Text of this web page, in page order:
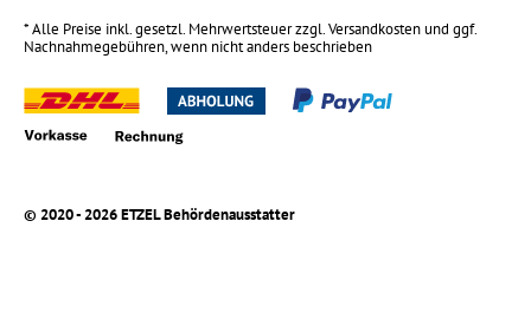
* Alle Preise inkl. gesetzl. Mehrwertsteuer zzgl.Versandkostenund ggf.
Nachnahmegebühren, wenn nicht anders beschrieben
© 2020 - 2026 ETZEL Behördenausstatter